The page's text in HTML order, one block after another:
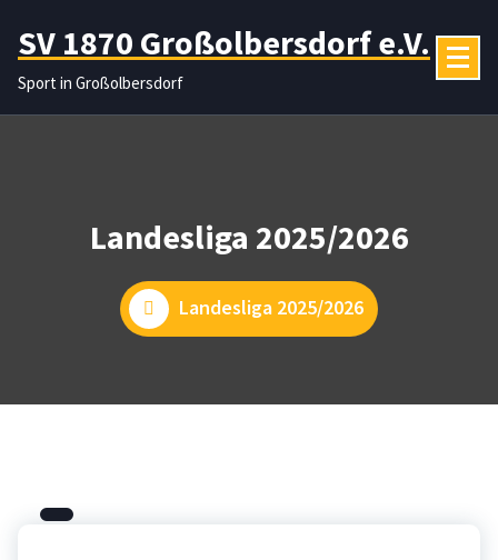
Inhalt
springen
SV 1870 Großolbersdorf e.V.
Sport in Großolbersdorf
Landesliga 2025/2026
Landesliga 2025/2026